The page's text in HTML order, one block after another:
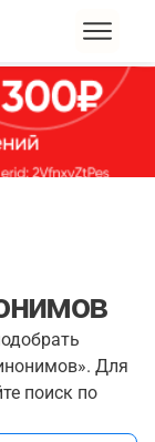
Для
поиск по